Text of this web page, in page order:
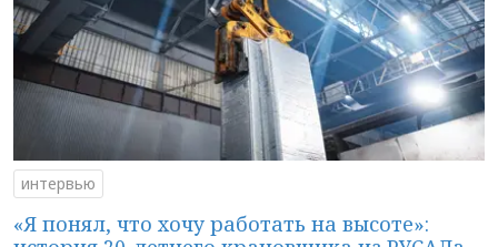
интервью
«Я понял, что хочу работать на высоте»: